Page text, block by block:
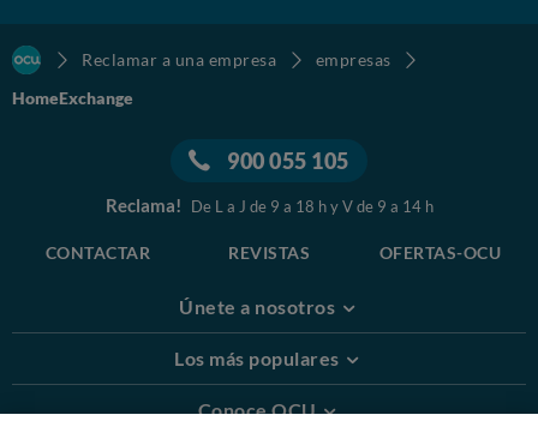
Reclamar a una empresa
empresas
HomeExchange
900 055 105
Reclama! De L a J de 9 a 18 h y V de 9 a 14 h
CONTACTAR REVISTAS OFERTAS-OCU
Únete a nosotros
Los más populares
Conoce OCU